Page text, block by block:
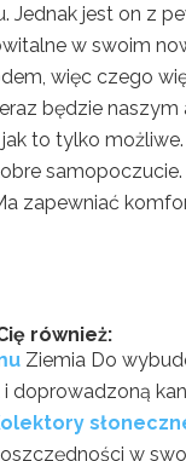
Jednak jest on z
w swoim
więc czego
będzie
to tylko
zapewniać
również:
Ziemia Do
doprowadzoną
w